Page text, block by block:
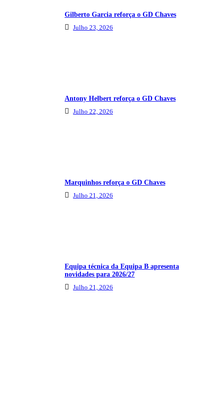
Gilberto Garcia reforça o GD Chaves
Julho 23, 2026
Antony Helbert reforça o GD Chaves
Julho 22, 2026
Marquinhos reforça o GD Chaves
Julho 21, 2026
Equipa técnica da Equipa B apresenta
novidades para 2026/27
Julho 21, 2026